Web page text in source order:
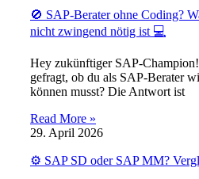
🚫 SAP-Berater ohne Coding?
nicht zwingend nötig ist 💻
Hey zukünftiger SAP-
gefragt, ob du als SAP-Berater
können musst? Die Antwort ist
Read More »
29. April 2026
⚙️ SAP SD oder SAP MM?